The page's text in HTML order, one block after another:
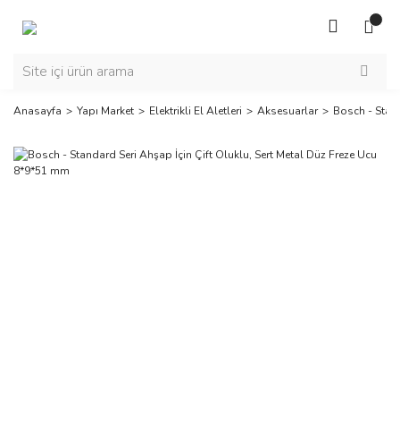
Anasayfa Yapı Market Elektrikli El Aletleri Aksesuarlar Bosch -